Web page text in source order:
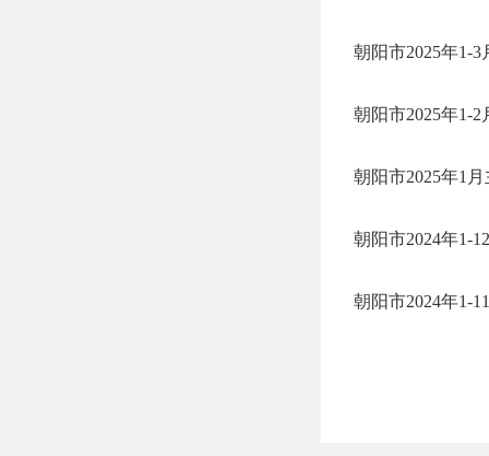
朝阳市2025年1-
朝阳市2025年1-
朝阳市2025年1
朝阳市2024年1-
朝阳市2024年1-